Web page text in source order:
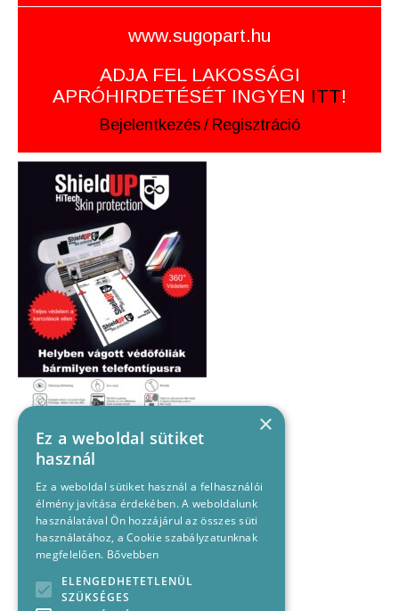
www.sugopart.hu
ADJA FEL LAKOSSÁGI
APRÓHIRDETÉSÉT INGYEN ITT!
Bejelentkezés / Regisztráció
×
Ez a weboldal sütiket
használ
Ez a weboldal sütiket használ a felhasználói
élmény javítása érdekében. A weboldalunk
használatával Ön hozzájárul az összes süti
használatához, a Cookie szabályzatunknak
megfelelően. Bővebben
ELENGEDHETETLENÜL
SZÜKSÉGES